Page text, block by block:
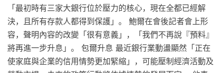
「最初時有三家大銀行位於壓力的核心，現在全都已經解
決，且所有存款人都得到保護」。 鮑爾在會後記者會上形
容，聲明內容的改變「很有意義」，「我們不再說『預料』
將再進一步升息」。 包爾升息 最近銀行業動盪顯然「正在
使家庭與企業的信用情勢更加緊縮」，可能壓制經濟活動及